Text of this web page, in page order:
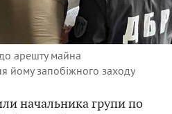
арешту майна
йому запобіжного заходу
начальника групи по